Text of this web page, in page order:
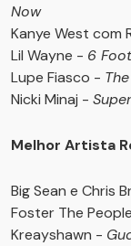
Now
Kanye West com
Lil Wayne - 6
Lupe Fiasco -
Nicki Minaj -
Melhor Artista
Big Sean e Chris
Foster The
Kreayshawn -